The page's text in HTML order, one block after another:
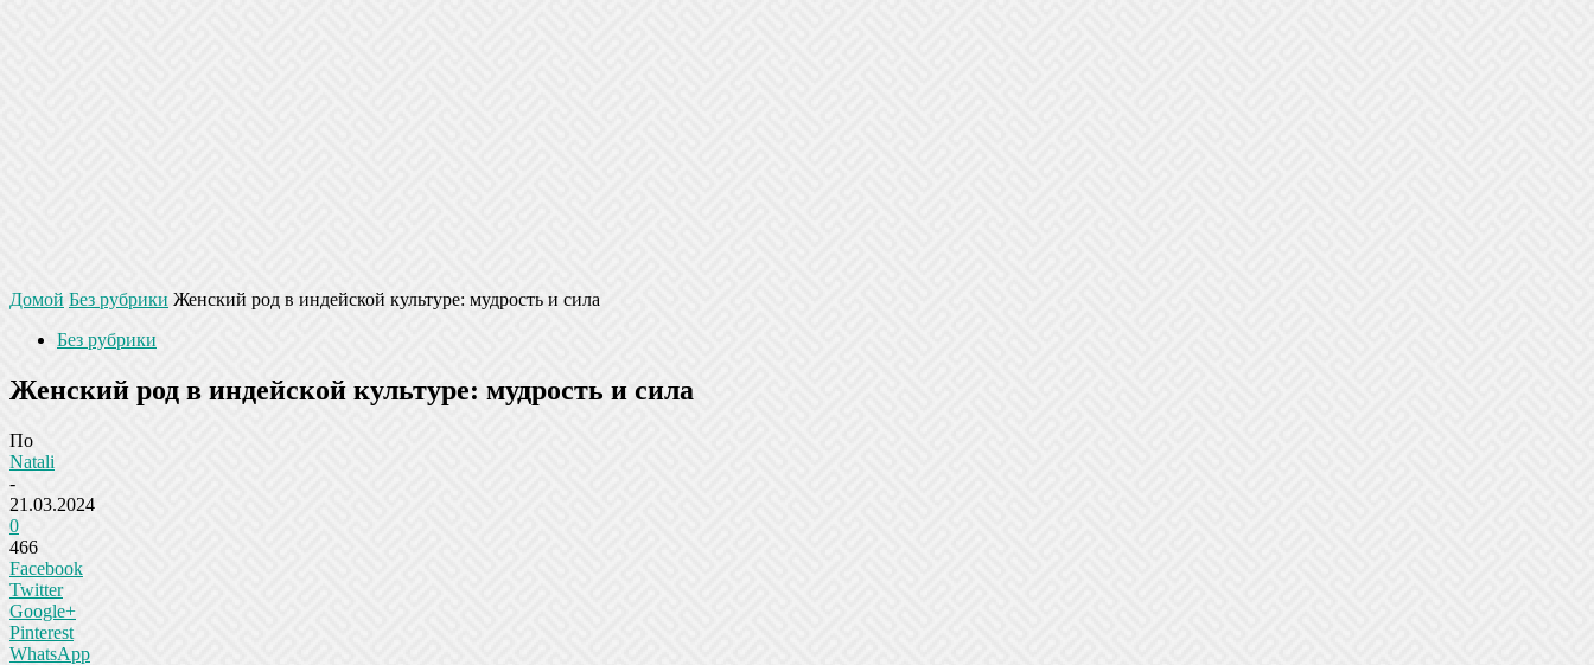
Домой Без рубрики Женский род в индейской культуре: мудрость и сила
Без рубрики
Женский род в индейской культуре: мудрость и сила
По
Natali
-
21.03.2024
0
466
Facebook
Twitter
Google+
Pinterest
WhatsApp